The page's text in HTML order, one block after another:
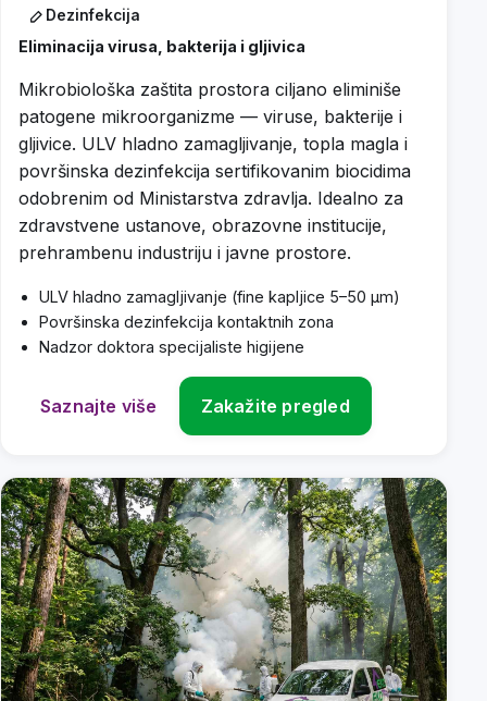
Dezinfekcija
Eliminacija virusa, bakterija i gljivica
Mikrobiološka zaštita prostora ciljano eliminiše
patogene mikroorganizme — viruse, bakterije i
gljivice. ULV hladno zamagljivanje, topla magla i
površinska dezinfekcija sertifikovanim biocidima
odobrenim od Ministarstva zdravlja. Idealno za
zdravstvene ustanove, obrazovne institucije,
prehrambenu industriju i javne prostore.
ULV hladno zamagljivanje (fine kapljice 5–50 μm)
Površinska dezinfekcija kontaktnih zona
Nadzor doktora specijaliste higijene
Saznajte više Zakažite pregled